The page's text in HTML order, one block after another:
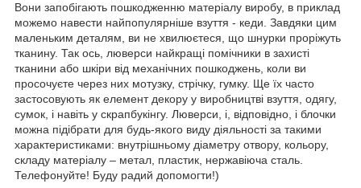
Вони запобігають пошкодженню матеріалу виробу, в приклад
можемо навести найпопулярніше взуття - кеди. Завдяки цим
маленьким деталям, ви не хвилюєтеся, що шнурки проріжуть
тканину. Так ось, люверси найкращі помічники в захисті
тканини або шкіри від механічних пошкоджень, коли ви
просочуєте через них мотузку, стрічку, гумку. Ще їх часто
застосовують як елемент декору у виробництві взуття, одягу,
сумок, і навіть у скрапбукінгу. Люверси, і, відповідно, і блочки
можна підібрати для будь-якого виду діяльності за такими
характеристиками: внутрішньому діаметру отвору, кольору,
складу матеріалу – метал, пластик, нержавіюча сталь.
Телефонуйте! Буду радий допомогти!)